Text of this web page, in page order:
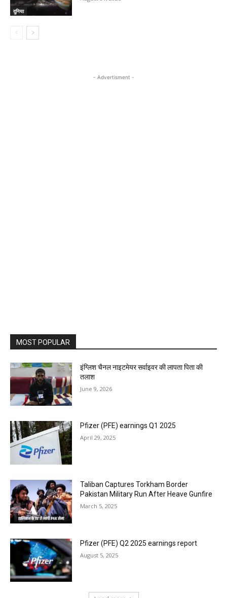
दुनिया
- Advertisment -
MOST POPULAR
इंग्लिश चैनल नाइटमेयर सर्वाइवर की लापता पिता की
तलाश
June 9, 2026
Pfizer (PFE) earnings Q1 2025
April 29, 2025
Taliban Captures Torkham Border
Pakistan Military Run After Heave Gunfire
March 5, 2025
Pfizer (PFE) Q2 2025 earnings report
August 5, 2025